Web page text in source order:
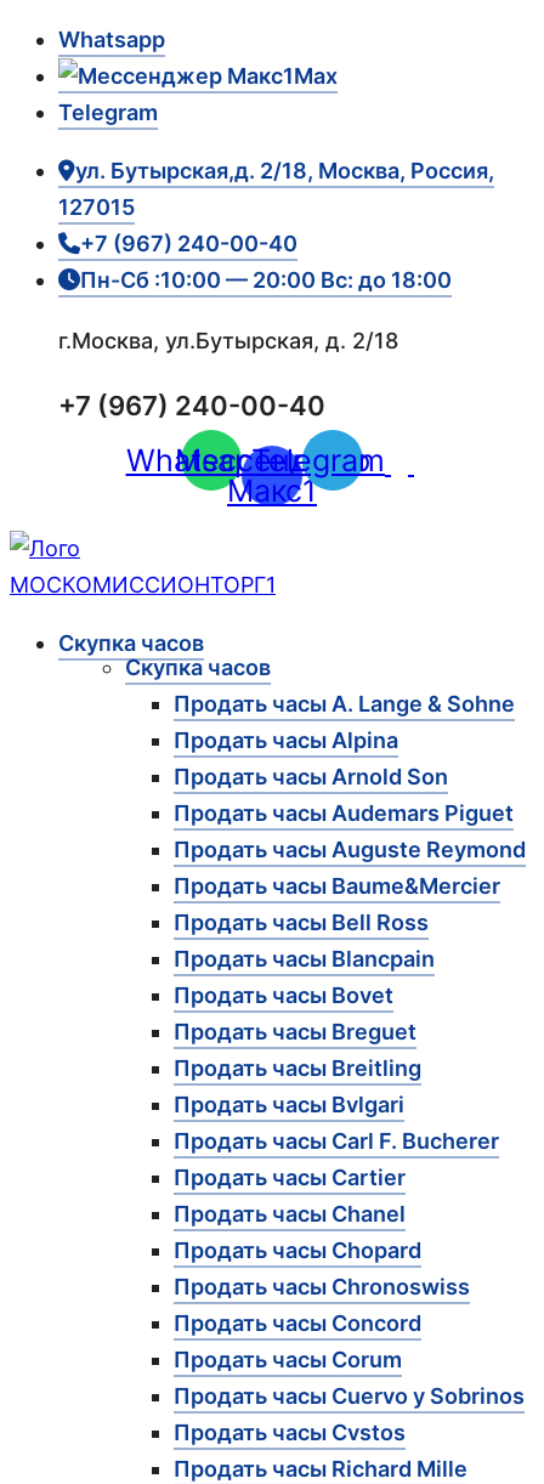
Whatsapp
Max
Telegram
ул. Бутырская,д. 2/18, Москва, Россия,
127015
+7 (967) 240-00-40
Пн-Сб :10:00 — 20:00 Вс: до 18:00
г.Москва, ул.Бутырская, д. 2/18
+7 (967) 240-00-40
Whatsapp
Мессенджер
Макс1
Telegram
Скупка часов
Скупка часов
Продать часы A. Lange & Sohne
Продать часы Alpina
Продать часы Arnold Son
Продать часы Audemars Piguet
Продать часы Auguste Reymond
Продать часы Baume&Mercier
Продать часы Bell Ross
Продать часы Blancpain
Продать часы Bovet
Продать часы Breguet
Продать часы Breitling
Продать часы Bvlgari
Продать часы Carl F. Bucherer
Продать часы Cartier
Продать часы Chanel
Продать часы Chopard
Продать часы Chronoswiss
Продать часы Concord
Продать часы Corum
Продать часы Cuervo y Sobrinos
Продать часы Cvstos
Продать часы Richard Mille